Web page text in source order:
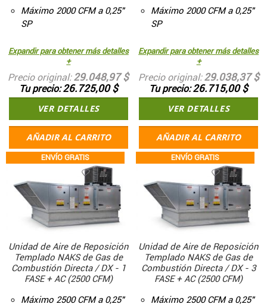
Máximo 2000 CFM a 0,25"
SP
Expandir para obtener más detalles
+
Precio original 29.048,97 $
Tu precio 26.725,00 $
VER DETALLES
AÑADIR AL CARRITO
Máximo 2000 CFM a 0,25"
SP
Expandir para obtener más detalles
+
Precio original 29.038,37 $
Tu precio 26.715,00 $
VER DETALLES
AÑADIR AL CARRITO
ENVÍO GRATIS
Unidad de Aire de Reposición
Templado NAKS de Gas de
Combustión Directa / DX - 1
FASE + AC (2500 CFM)
Máximo 2500 CFM a 0,25"
ENVÍO GRATIS
Unidad de Aire de Reposición
Templado NAKS de Gas de
Combustión Directa / DX - 3
FASE + AC (2500 CFM)
Máximo 2500 CFM a 0,25"